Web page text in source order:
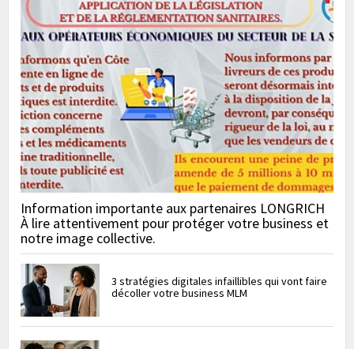
Information importante aux partenaires LONGRICH
À lire attentivement pour protéger votre business et
notre image collective.
3 stratégies digitales infaillibles qui vont faire
décoller votre business MLM